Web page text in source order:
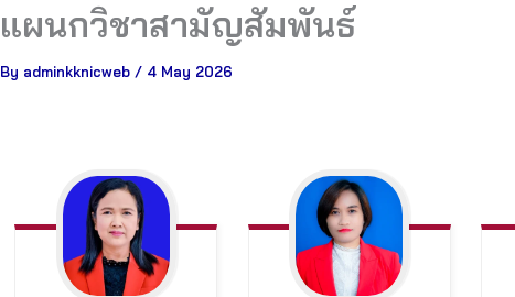
แผนกวิชาสามัญสัมพันธ์
By adminkknicweb / 4 May 2026